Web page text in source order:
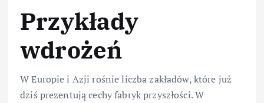
Przykłady
wdrożeń
W Europie i Azji rośnie liczba zakładów, które już
dziś prezentują cechy fabryk przyszłości. W